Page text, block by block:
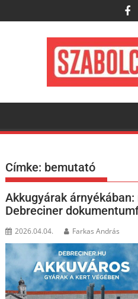
to
Címke: bemutató
Akkugyárak
Debreciner
2026.04.04. Farkas András